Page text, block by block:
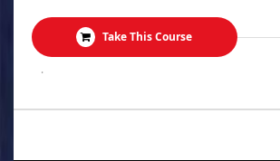
Take This Course
.